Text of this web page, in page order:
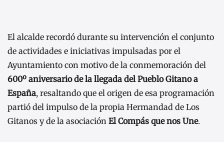
El alcalde recordó durante su intervención el conjunto
de actividades e iniciativas impulsadas por el
Ayuntamiento con motivo de la conmemoración del
600º aniversario de la llegada del Pueblo Gitano a
España, resaltando que el origen de esa programación
partió del impulso de la propia Hermandad de Los
Gitanos y de la asociación El Compás que nos Une.